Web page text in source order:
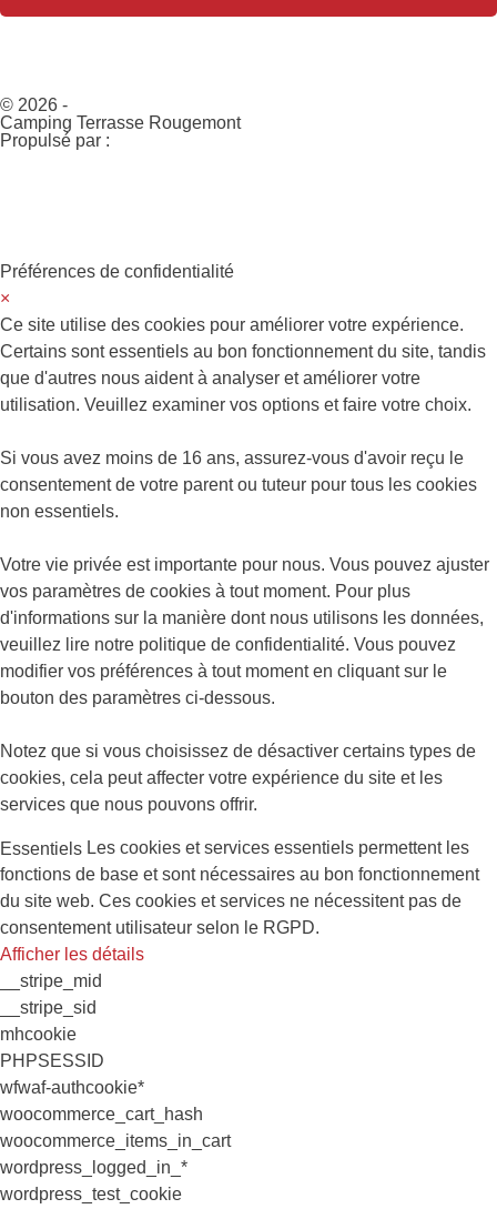
© 2026 -
Camping Terrasse Rougemont
Propulsé par :
Préférences de confidentialité
×
Ce site utilise des cookies pour améliorer votre expérience.
Certains sont essentiels au bon fonctionnement du site, tandis
que d'autres nous aident à analyser et améliorer votre
utilisation. Veuillez examiner vos options et faire votre choix.
Si vous avez moins de 16 ans, assurez-vous d'avoir reçu le
consentement de votre parent ou tuteur pour tous les cookies
non essentiels.
Votre vie privée est importante pour nous. Vous pouvez ajuster
vos paramètres de cookies à tout moment. Pour plus
d'informations sur la manière dont nous utilisons les données,
veuillez lire notre politique de confidentialité. Vous pouvez
modifier vos préférences à tout moment en cliquant sur le
bouton des paramètres ci-dessous.
Notez que si vous choisissez de désactiver certains types de
cookies, cela peut affecter votre expérience du site et les
services que nous pouvons offrir.
Essentiels Les cookies et services essentiels permettent les
fonctions de base et sont nécessaires au bon fonctionnement
du site web. Ces cookies et services ne nécessitent pas de
consentement utilisateur selon le RGPD.
Afficher les détails
__stripe_mid
__stripe_sid
mhcookie
PHPSESSID
wfwaf-authcookie*
woocommerce_cart_hash
woocommerce_items_in_cart
wordpress_logged_in_*
wordpress_test_cookie